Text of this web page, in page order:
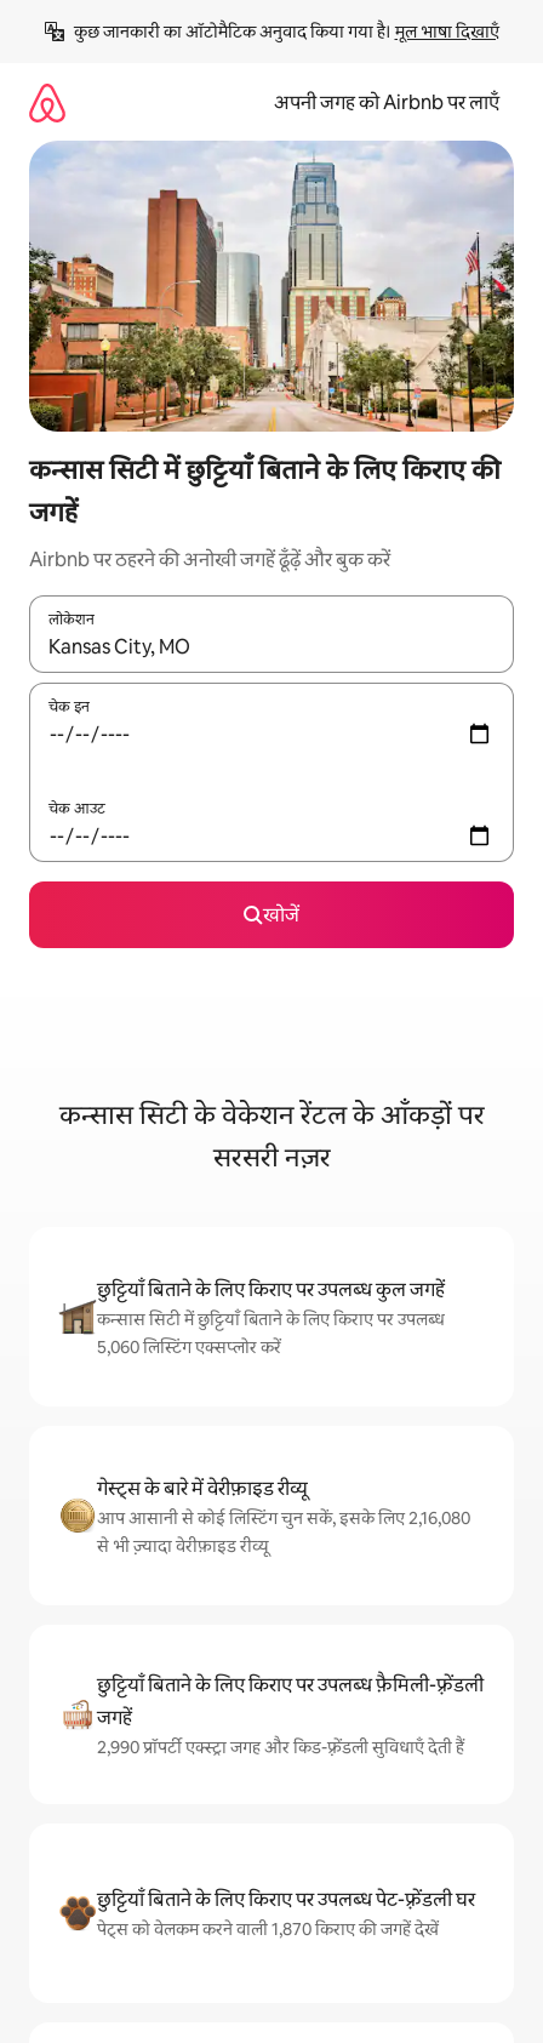
छोड़कर
कॉन्टेंट
कुछ जानकारी का ऑटोमैटिक अनुवाद किया गया है। मूल भाषा दिखाएँ
अपनी जगह को Airbnb पर लाएँ
कन्सास सिटी में छुट्टियाँ बिताने के लिए किराए की
जगहें
Airbnb पर ठहरने की अनोखी जगहें ढूँढ़ें और बुक करें
लोकेशन
नतीजों के उपलब्ध होने पर, अप और डाउन 'ऐरो की' का इस्तेमाल करके नेविगेट
चेक इन
चेक आउट
खोजें
कन्सास सिटी के वेकेशन रेंटल के आँकड़ों पर
सरसरी नज़र
छुट्टियाँ बिताने के लिए किराए पर उपलब्ध कुल जगहें
कन्सास सिटी में छुट्टियाँ बिताने के लिए किराए पर उपलब्ध
5,060 लिस्टिंग एक्सप्लोर करें
गेस्ट्स के बारे में वेरीफ़ाइड रीव्यू
आप आसानी से कोई लिस्टिंग चुन सकें, इसके लिए 2,16,080
से भी ज़्यादा वेरीफ़ाइड रीव्यू
छुट्टियाँ बिताने के लिए किराए पर उपलब्ध फ़ैमिली-फ़्रेंडली
जगहें
2,990 प्रॉपर्टी एक्स्ट्रा जगह और किड-फ़्रेंडली सुविधाएँ देती हैं
छुट्टियाँ बिताने के लिए किराए पर उपलब्ध पेट-फ़्रेंडली घर
पेट्स को वेलकम करने वाली 1,870 किराए की जगहें देखें